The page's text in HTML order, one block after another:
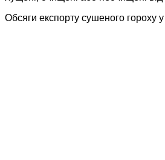
Обсяги експорту сушеного гороху